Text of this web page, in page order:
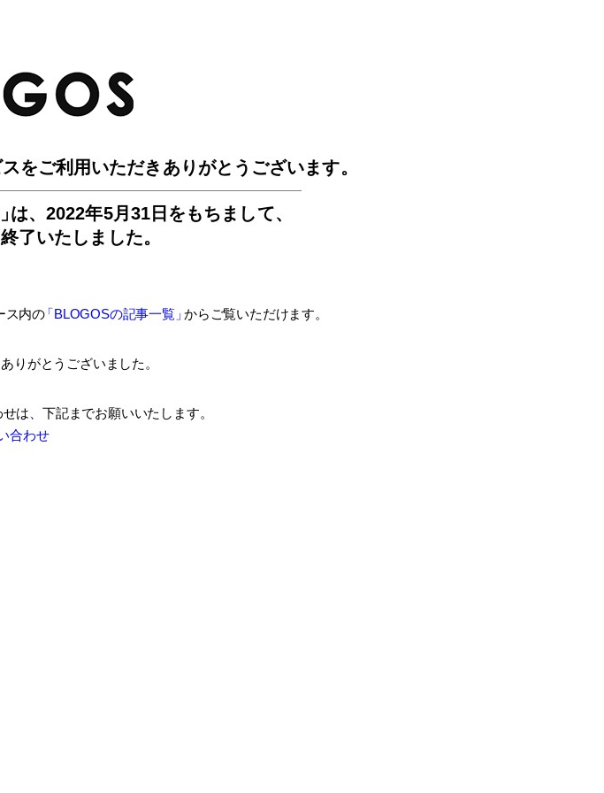
をご利用いただきありがとうございます。
」は、2022年5月31日をもちまして、
了いたしました。
ス内の「BLOGOSの記事一覧」 からご覧いただけます。
ありがとうございました。
は、 下記までお願いいたします。
合わせ